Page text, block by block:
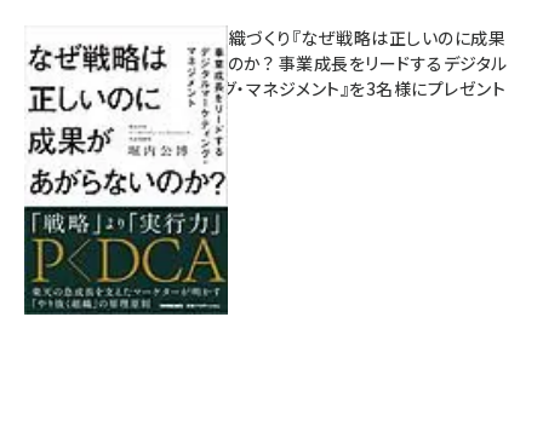
成果を生む組織づくり『なぜ戦略は正しいのに成果
があがらないのか？ 事業成長をリードするデジタル
マーケティング・マネジメント』を3名様にプレゼント
8月7日 10:00